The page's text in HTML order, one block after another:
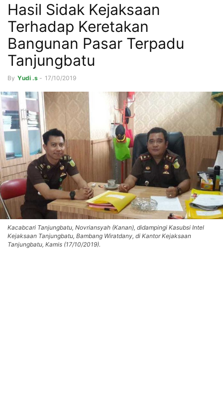
Hasil Sidak Kejaksaan
Terhadap Keretakan
Bangunan Pasar Terpadu
Tanjungbatu
By Yudi .s - 17/10/2019
Kacabcari Tanjungbatu, Novriansyah (Kanan), didampingi Kasubsi Intel
Kejaksaan Tanjungbatu, Bambang Wiratdany, di Kantor Kejaksaan
Tanjungbatu, Kamis (17/10/2019).